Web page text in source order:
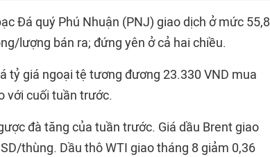
Đá quý Phú Nhuận (PNJ) giao dịch ở mức 55,8
lượng bán ra; đứng yên ở cả hai chiều.
tỷ giá ngoại tệ tương đương 23.330 VND mua
với cuối tuần trước.
đà tăng của tuần trước. Giá dầu Brent giao
thùng. Dầu thô WTI giao tháng 8 giảm 0,36